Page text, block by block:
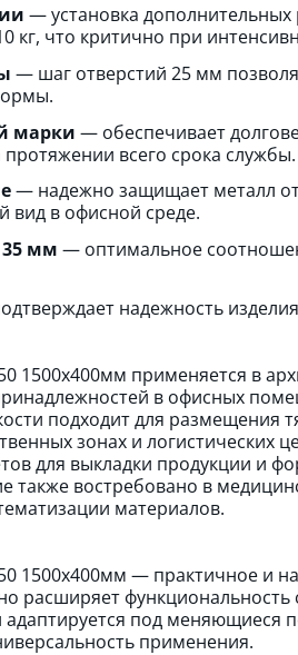
— установка
кг, что критично при
— шаг отверстий 25 мм
марки — обеспечивает
всего срока службы.
— надежно защищает металл от
вид в офисной среде.
35 мм — оптимальное
надежность
1500х400мм применяется в
в офисных
подходит для размещения
зонах и логистических
для выкладки продукции и
также востребовано в
материалов.
1500х400мм — практичное и
расширяет
под меняющиеся
применения.